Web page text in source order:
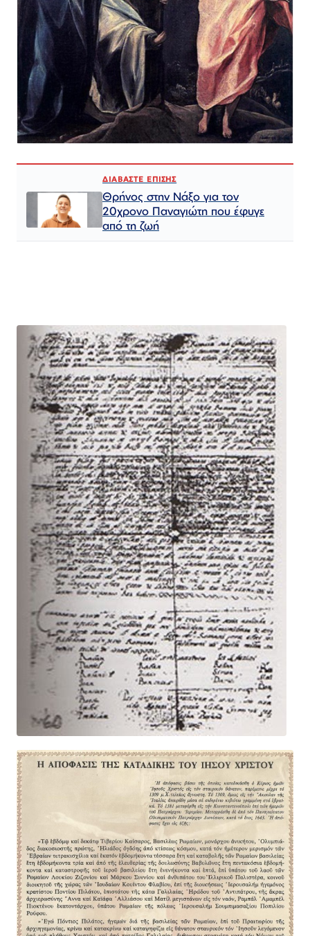
ΔΙΑΒΑΣΤΕ ΕΠΙΣΗΣ
Θρήνος στην Νάξο για τον
20χρονο Παναγιώτη που έφυγε
από τη ζωή